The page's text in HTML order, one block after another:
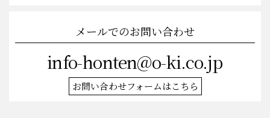
メールでのお問い合わせ
info-honten@o-ki.co.jp
お問い合わせフォームはこちら